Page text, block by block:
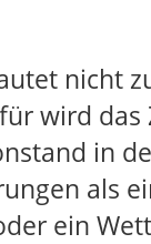
nicht
wird das
in
als
ein